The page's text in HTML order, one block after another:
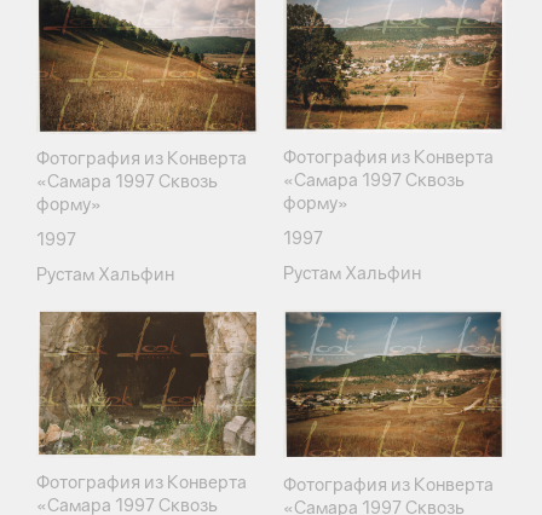
Фотография из Конверта
«Самара 1997 Сквозь
форму»
1997
Рустам Хальфин
Фотография из Конверта
«Самара 1997 Сквозь
форму»
1997
Рустам Хальфин
Фотография из Конверта
«Самара 1997 Сквозь
Фотография из Конверта
«Самара 1997 Сквозь